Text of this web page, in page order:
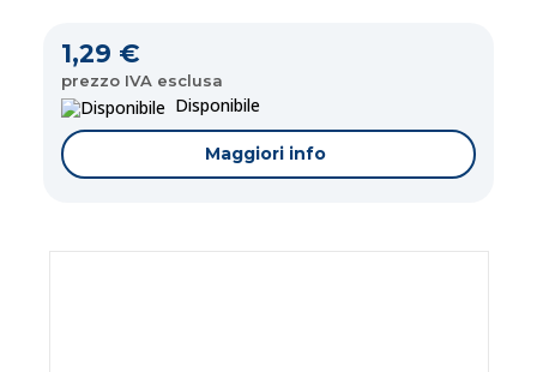
1,29 €
prezzo IVA esclusa
Disponibile
Maggiori info